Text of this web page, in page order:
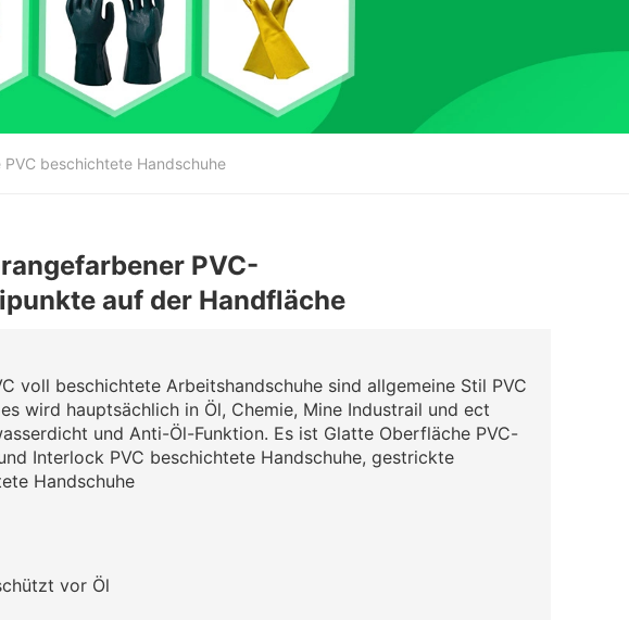
beschichtete Handschuhe
PVC-
auf der Handfläche
voll beschichtete Arbeitshandschuhe sind allgemeine Stil PVC
wird hauptsächlich in Öl, Chemie, Mine Industrail und ect
und Anti-Öl-Funktion. Es ist Glatte Oberfläche PVC-
Interlock PVC beschichtete Handschuhe, gestrickte
Handschuhe
vor Öl